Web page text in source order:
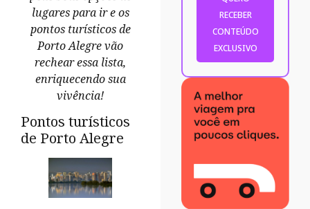
lugares para ir e os
pontos turísticos de
Porto Alegre vão
rechear essa lista,
enriquecendo sua
vivência!
Pontos turísticos
de Porto Alegre